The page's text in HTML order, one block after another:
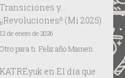
Transiciones y…
¡¡Revoluciones!! (Mi 2025)
12 de enero de 2026
Otro para ti. Feliz año Mamen
KATREyuken El día que